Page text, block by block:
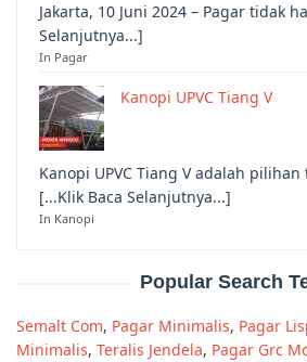
Jakarta, 10 Juni 2024 – Pagar tidak
Selanjutnya...]
In Pagar
Kanopi UPVC Tiang V
Kanopi UPVC Tiang V adalah
[...Klik Baca Selanjutnya...]
In Kanopi
Popular Search
Semalt Com, Pagar Minimalis, Pagar
Minimalis, Teralis Jendela, Pagar Grc